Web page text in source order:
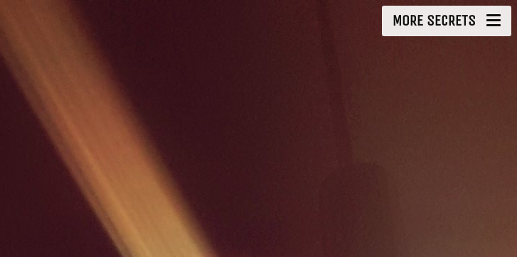
MORE SECRETS